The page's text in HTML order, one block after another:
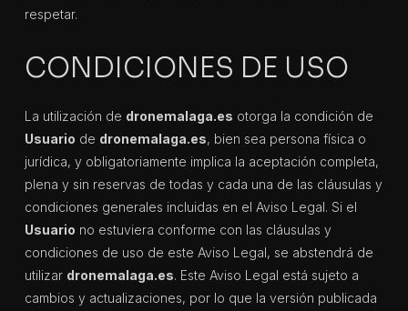
respetar.
CONDICIONES DE USO
La utilización de dronemalaga.es otorga la condición de
Usuario de dronemalaga.es, bien sea persona física o
jurídica, y obligatoriamente implica la aceptación completa,
plena y sin reservas de todas y cada una de las cláusulas y
condiciones generales incluidas en el Aviso Legal. Si el
Usuario no estuviera conforme con las cláusulas y
condiciones de uso de este Aviso Legal, se abstendrá de
utilizar dronemalaga.es. Este Aviso Legal está sujeto a
cambios y actualizaciones, por lo que la versión publicada